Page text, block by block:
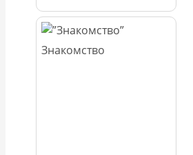
Знакомство